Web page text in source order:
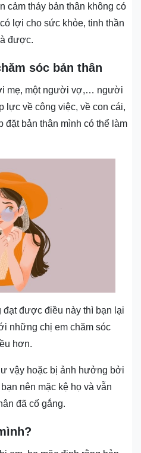
cảm tháy bản thân không có
lợi cho sức khỏe, tinh thần
được.
sóc bản thân
mẹ, một người vợ,… người
lực về công việc, về con cái,
bản thân mình có thể làm
đạt được điều này thì bạn lại
những chị em chăm sóc
hơn.
vậy hoặc bị ảnh hưởng bởi
nên mặc kệ họ và vẫn
đã cố gắng.